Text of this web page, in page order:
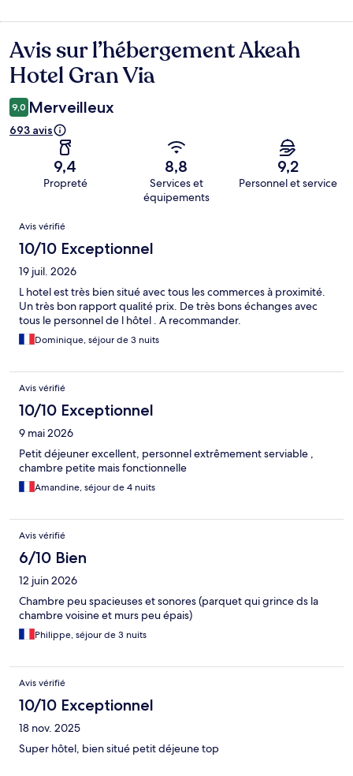
Avis
Avis sur l’hébergement Akeah
Hotel Gran Via
9,0 Merveilleux
693 avis
9,4
Propreté
8,8
Services et
équipements
9,2
Personnel et service
Avis
Avis vérifié
10/10 Exceptionnel
19 juil. 2026
L hotel est très bien situé avec tous les commerces à proximité.
Un très bon rapport qualité prix. De très bons échanges avec
tous le personnel de l hôtel . A recommander.
Dominique, séjour de 3 nuits
Avis vérifié
10/10 Exceptionnel
9 mai 2026
Petit déjeuner excellent, personnel extrêmement serviable ,
chambre petite mais fonctionnelle
Amandine, séjour de 4 nuits
Avis vérifié
6/10 Bien
12 juin 2026
Chambre peu spacieuses et sonores (parquet qui grince ds la
chambre voisine et murs peu épais)
Philippe, séjour de 3 nuits
Avis vérifié
10/10 Exceptionnel
18 nov. 2025
Super hôtel, bien situé petit déjeune top